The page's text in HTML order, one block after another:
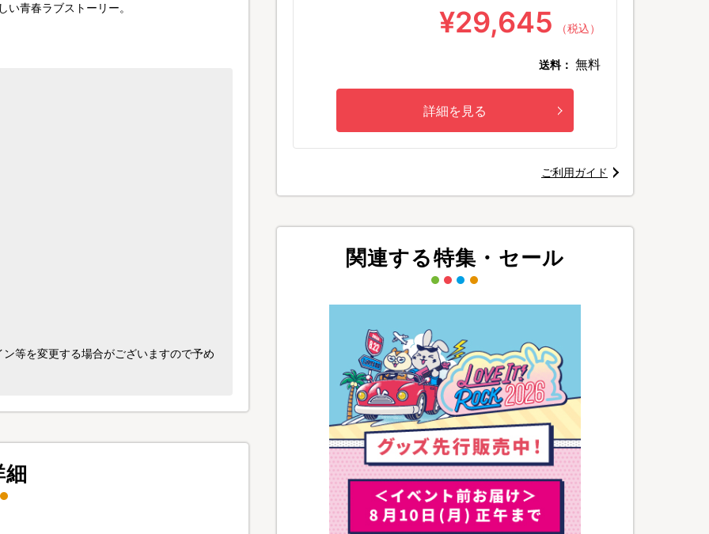
い青春ラブストーリー。
等を変更する場合がございますので予め
細
¥29,645 （税込）
送料： 無料
詳細を見る
ご利用ガイド
関連する特集・セール